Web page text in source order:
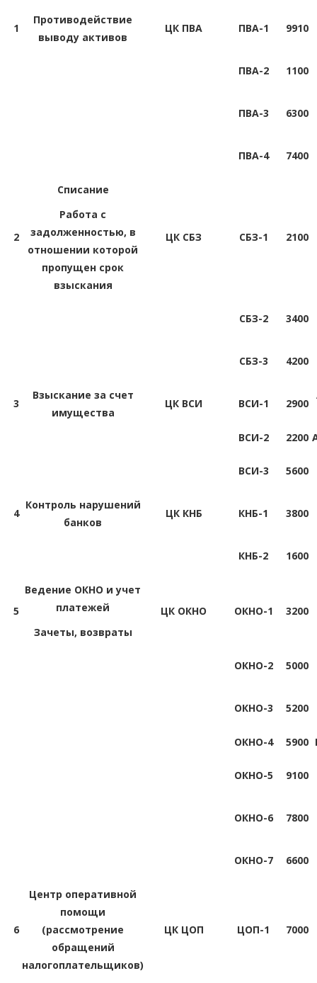
1
Противодействие
выводу активов
ЦК ПВА ПВА-1 9910
ПВА-2 1100
ПВА-3 6300
ПВА-4 7400
2
Списание
Работа с
задолженностью, в
отношении которой
пропущен срок
взыскания
ЦК СБЗ СБЗ-1 2100
СБЗ-2 3400
СБЗ-3 4200
3
Взыскание за счет
имущества
ЦК ВСИ ВСИ-1 2900
ВСИ-2 2200
ВСИ-3 5600
4
Контроль нарушений
банков
ЦК КНБ КНБ-1 3800
КНБ-2 1600
5
Ведение ОКНО и учет
платежей
Зачеты, возвраты
ЦК ОКНО ОКНО-1 3200
ОКНО-2 5000
ОКНО-3 5200
ОКНО-4 5900
ОКНО-5 9100
ОКНО-6 7800
ОКНО-7 6600
6
Центр оперативной
помощи
(рассмотрение
обращений
налогоплательщиков)
ЦК ЦОП ЦОП-1 7000